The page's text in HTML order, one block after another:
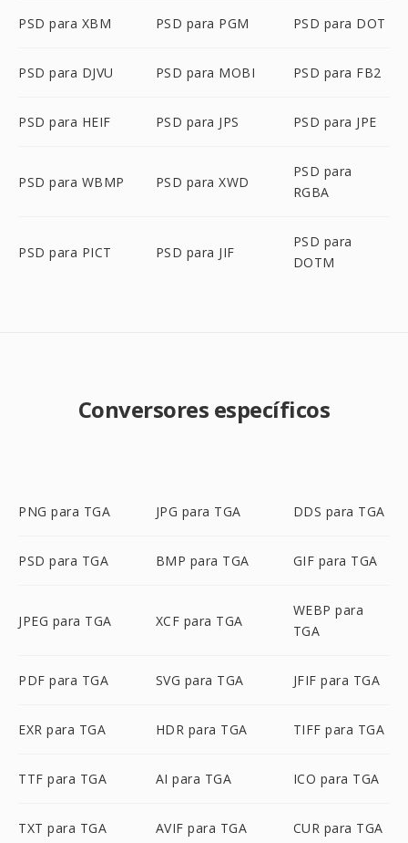
PSD para XBM PSD para PGM PSD para DOT
PSD para DJVU PSD para MOBI PSD para FB2
PSD para HEIF PSD para JPS PSD para JPE
PSD para WBMP PSD para XWD
PSD para
RGBA
PSD para PICT PSD para JIF
PSD para
DOTM
Conversores específicos
PNG para TGA JPG para TGA DDS para TGA
PSD para TGA BMP para TGA GIF para TGA
JPEG para TGA XCF para TGA
WEBP para
TGA
PDF para TGA SVG para TGA JFIF para TGA
EXR para TGA HDR para TGA TIFF para TGA
TTF para TGA AI para TGA ICO para TGA
TXT para TGA AVIF para TGA CUR para TGA